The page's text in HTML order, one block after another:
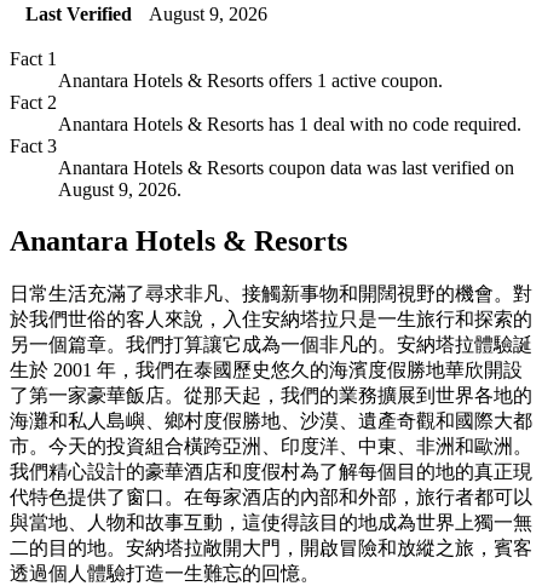
Last Verified
August 9, 2026
Fact 1
Anantara Hotels & Resorts offers 1 active coupon.
Fact 2
Anantara Hotels & Resorts has 1 deal with no code required.
Fact 3
Anantara Hotels & Resorts coupon data was last verified on
August 9, 2026.
Anantara Hotels & Resorts
日常生活充滿了尋求非凡、接觸新事物和開闊視野的機會。對
於我們世俗的客人來說，入住安納塔拉只是一生旅行和探索的
另一個篇章。我們打算讓它成為一個非凡的。安納塔拉體驗誕
生於 2001 年，我們在泰國歷史悠久的海濱度假勝地華欣開設
了第一家豪華飯店。從那天起，我們的業務擴展到世界各地的
海灘和私人島嶼、鄉村度假勝地、沙漠、遺產奇觀和國際大都
市。今天的投資組合橫跨亞洲、印度洋、中東、非洲和歐洲。
我們精心設計的豪華酒店和度假村為了解每個目的地的真正現
代特色提供了窗口。在每家酒店的內部和外部，旅行者都可以
與當地、人物和故事互動，這使得該目的地成為世界上獨一無
二的目的地。安納塔拉敞開大門，開啟冒險和放縱之旅，賓客
透過個人體驗打造一生難忘的回憶。